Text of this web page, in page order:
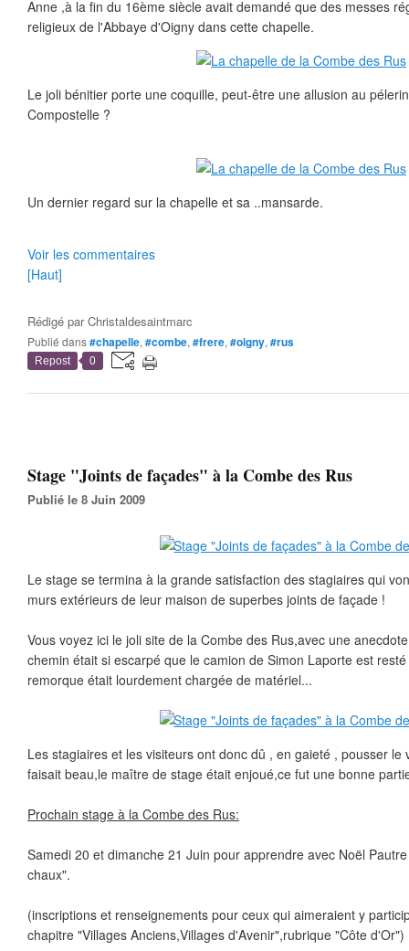
Anne ,à la fin du 16ème siècle avait demandé que des messes
religieux de l'Abbaye d'Oigny dans cette chapelle.
Le joli bénitier porte une coquille, peut-être une allusion au
Compostelle ?
Un dernier regard sur la chapelle et sa ..mansarde.
Voir les commentaires
[Haut]
Rédigé parChristaldesaintmarc
Publié dans#chapelle, #combe, #frere, #oigny, #rus
Repost 0
Stage "Joints de façades" à la Combe des Rus
Publié le 8 Juin 2009
Le stage se termina à la grande satisfaction des stagiaires qui
murs extérieurs de leur maison de superbes joints de façade !
Vous voyez ici le joli site de la Combe des Rus,avec une
chemin était si escarpé que le camion de Simon Laporte est
remorque était lourdement chargée de matériel...
Les stagiaires et les visiteurs ont donc dû , en gaieté , pousser le
faisait beau,le maître de stage était enjoué,ce fut une bonne
Prochain stage à la Combe des Rus:
Samedi 20 et dimanche 21 Juin pour apprendre avec Noël
chaux".
(inscriptions et renseignements pour ceux qui aimeraient y
chapitre "Villages Anciens,Villages d'Avenir",rubrique "Côte d'Or")